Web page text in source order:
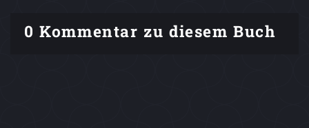
0 Kommentar zu diesem Buch